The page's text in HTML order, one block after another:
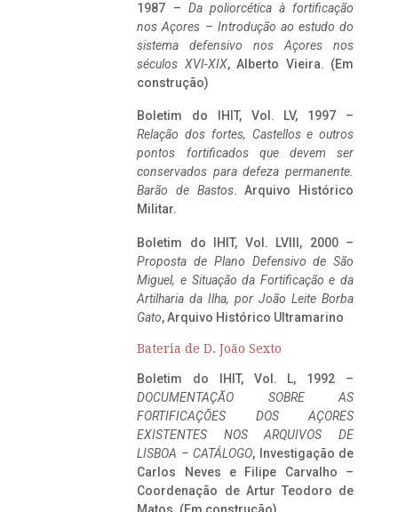
1987 – Da poliorcética à fortificação
nos Açores – Introdução ao estudo do
sistema defensivo nos Açores nos
séculos XVI-XIX, Alberto Vieira. (Em
construção)
Boletim do IHIT, Vol. LV, 1997 –
Relação dos fortes, Castellos e outros
pontos fortificados que devem ser
conservados para defeza permanente.
Barão de Bastos. Arquivo Histórico
Militar.
Boletim do IHIT, Vol. LVIII, 2000 –
Proposta de Plano Defensivo de São
Miguel, e Situação da Fortificação e da
Artilharia da Ilha, por João Leite Borba
Gato, Arquivo Histórico Ultramarino
Bateria de D. João Sexto
Boletim do IHIT, Vol. L, 1992 –
DOCUMENTAÇÃO SOBRE AS
FORTIFICAÇÕES DOS AÇORES
EXISTENTES NOS ARQUIVOS DE
LISBOA – CATÁLOGO, Investigação de
Carlos Neves e Filipe Carvalho –
Coordenação de Artur Teodoro de